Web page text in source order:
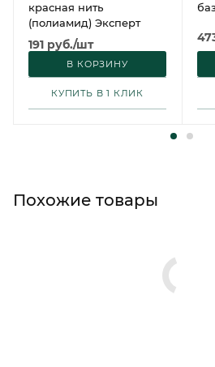
красная нить
(полиамид) Эксперт
191 руб./шт
Доставка от 1 дня
В КОРЗИНУ
КУПИТЬ В 1 КЛИК
Похожие товары